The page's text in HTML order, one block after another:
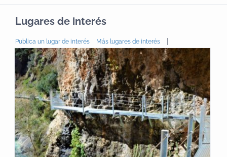
Lugares de interés
Publica un lugar de interés Más lugares de interés